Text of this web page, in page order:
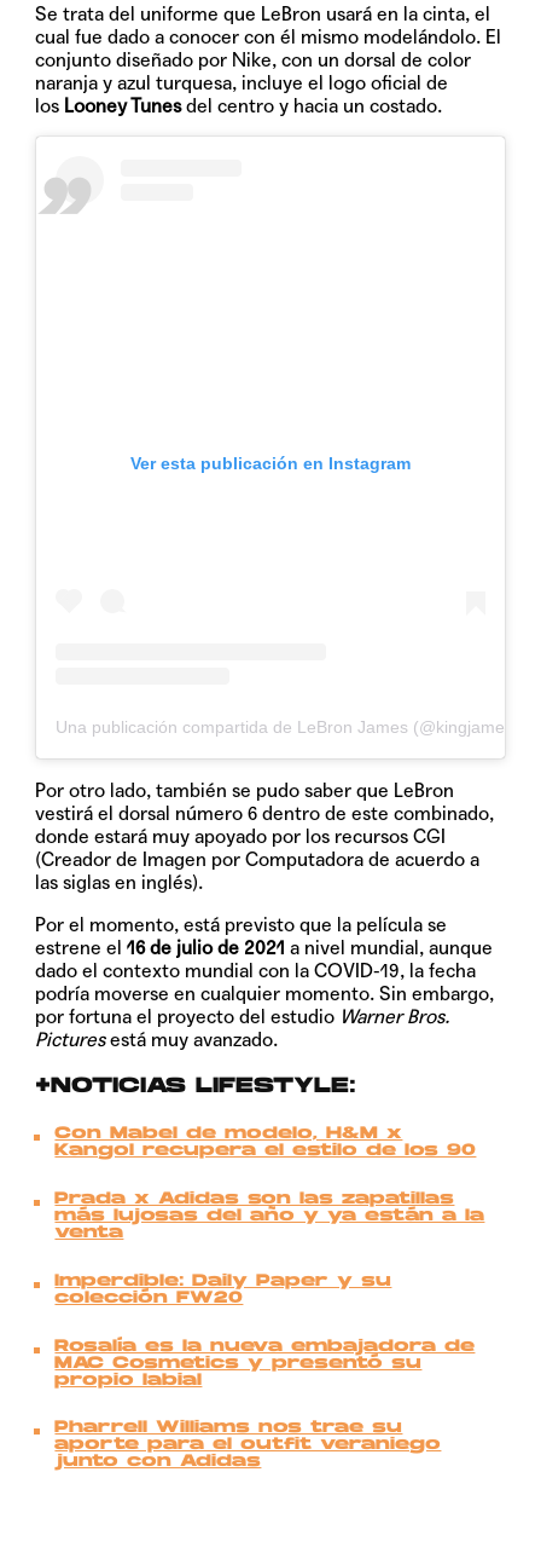
Se trata del uniforme que LeBron usará en la cinta, el
cual fue dado a conocer con él mismo modelándolo. El
conjunto diseñado por Nike, con un dorsal de color
naranja y azul turquesa, incluye el logo oficial de
los Looney Tunesdel centro y hacia un costado.
Ver esta publicación en Instagram
Una publicación compartida de LeBron James (@kingjames)
Por otro lado, también se pudo saber que LeBron
vestirá el dorsal número 6 dentro de este combinado,
donde estará muy apoyado por los recursos CGI
(Creador de Imagen por Computadora de acuerdo a
las siglas en inglés).
Por el momento, está previsto que la película se
estrene el 16 de julio de 2021 a nivel mundial, aunque
dado el contexto mundial con la COVID-19, la fecha
podría moverse en cualquier momento. Sin embargo,
por fortuna el proyecto del estudio Warner Bros.
Picturesestá muy avanzado.
+NOTICIAS LIFESTYLE:
Con Mabel de modelo, H&M x
Kangol recupera el estilo de los 90
Prada x Adidas son las zapatillas
más lujosas del año y ya están a la
venta
Imperdible: Daily Paper y su
colección FW20
Rosalía es la nueva embajadora de
MAC Cosmetics y presentó su
propio labial
Pharrell Williams nos trae su
aporte para el outfit veraniego
junto con Adidas